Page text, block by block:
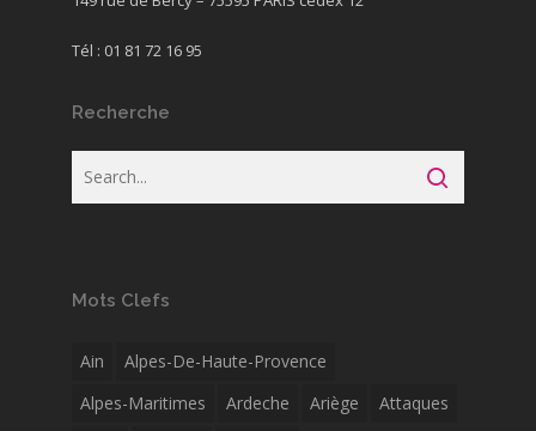
Tél : 01 81 72 16 95
Recherche
Mots Clefs
Ain
Alpes-De-Haute-Provence
Alpes-Maritimes
Ardeche Ariège
Attaques